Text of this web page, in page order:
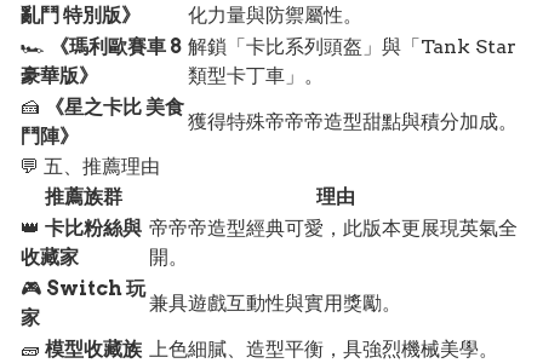
亂鬥 特別版》
化力量與防禦屬性。
🏎️
《瑪利歐賽車 8
豪華版》
解鎖「卡比系列頭盔」與「Tank Star
類型卡丁車」。
🍰
《星之卡比 美食
鬥陣》
獲得特殊帝帝帝造型甜點與積分加成。
💬 五、推薦理由
推薦族群
理由
👑 卡比粉絲與
收藏家
帝帝帝造型經典可愛，此版本更展現英氣全
開。
🎮 Switch 玩
家
兼具遊戲互動性與實用獎勵。
🧱 模型收藏族 上色細膩、造型平衡，具強烈機械美學。